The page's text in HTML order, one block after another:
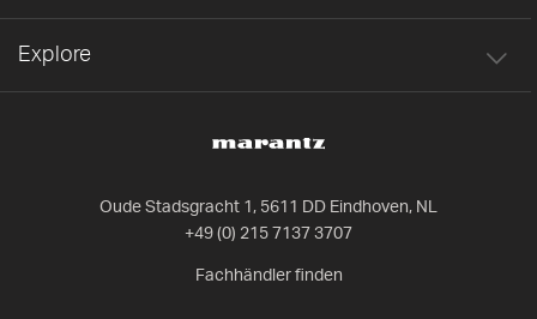
Oude Stadsgracht 1, 5611 DD Eindhoven, NL
+49 (0) 215 7137 3707
Fachhändler finden
Explore